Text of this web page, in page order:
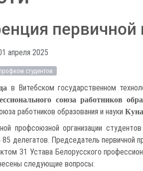
первичной
апреля 2025
студентов
в Витебском государственном
союза работников
работников образования и науки
профсоюзной организации
делегатов. Председатель первичной
31 Устава Белорусского
следующие вопросы: